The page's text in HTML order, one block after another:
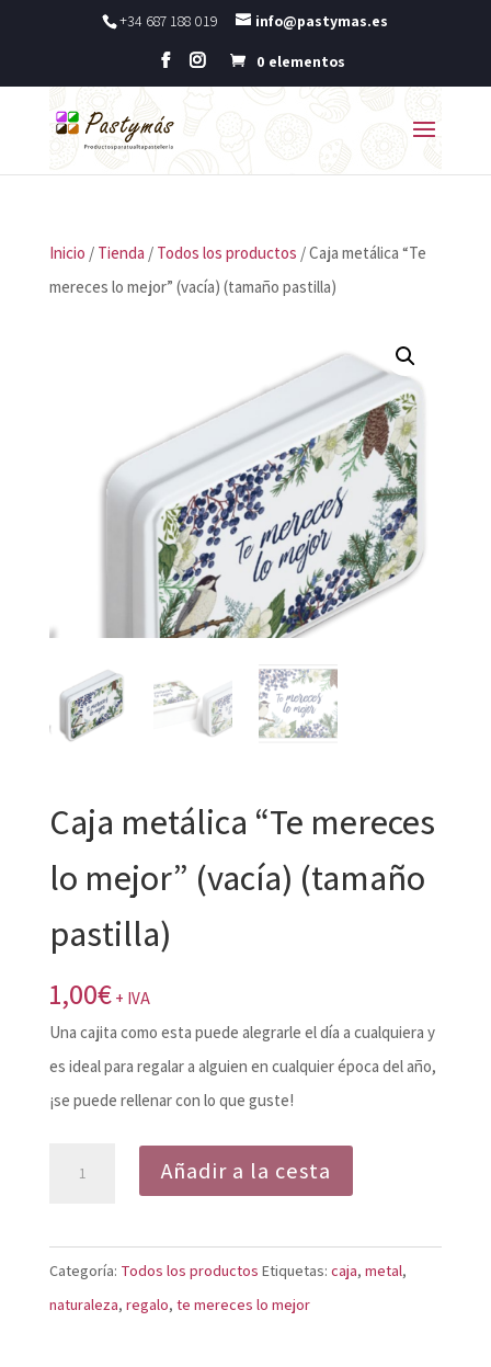
+34 687 188 019 info@pastymas.es
0 elementos
Inicio / Tienda / Todos los productos / Caja metálica “Te
mereces lo mejor” (vacía) (tamaño pastilla)
Caja metálica “Te mereces
lo mejor” (vacía) (tamaño
pastilla)
1,00€ + IVA
Una cajita como esta puede alegrarle el día a cualquiera y
es ideal para regalar a alguien en cualquier época del año,
¡se puede rellenar con lo que guste!
mereces
Añadir a la cesta
Categoría: Todos los productos Etiquetas: caja, metal,
naturaleza, regalo, te mereces lo mejor